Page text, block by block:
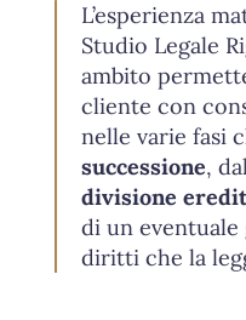
L’esperienza
Studio Legale
ambito
cliente con
nelle varie fasi
successione,
divisione
di un
diritti che la